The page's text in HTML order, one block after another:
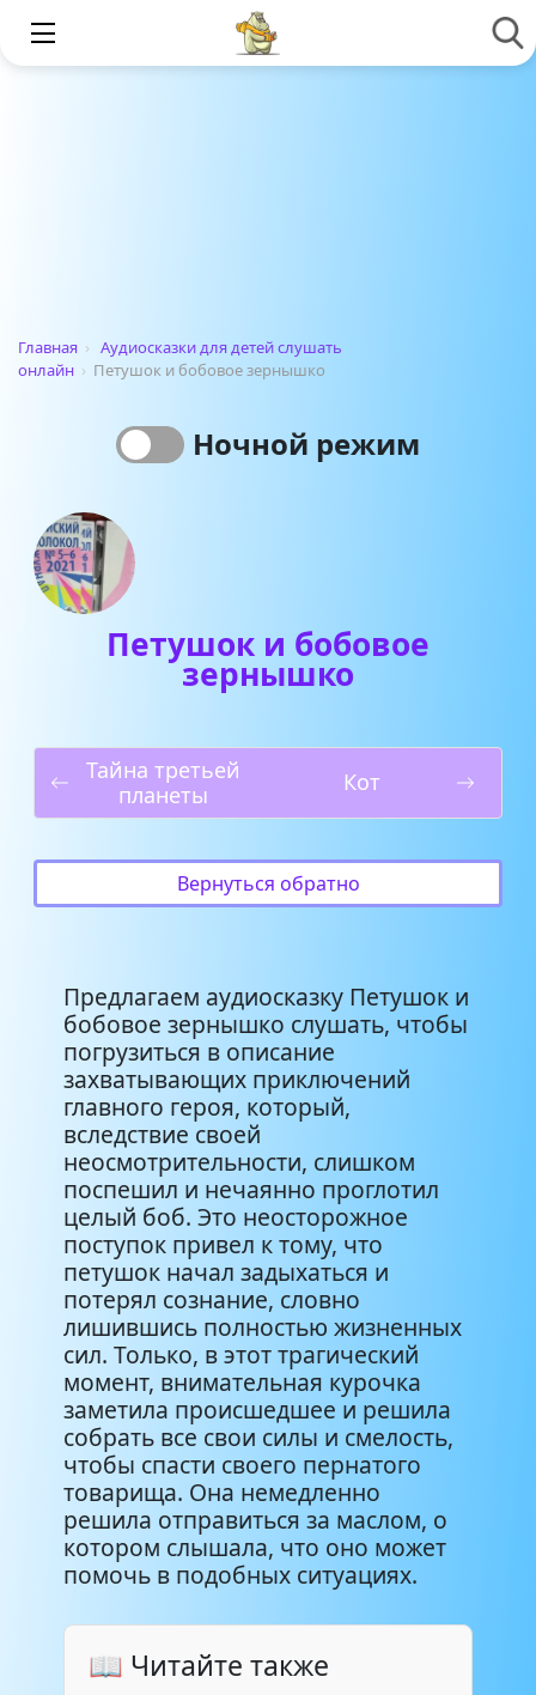
Главная › Аудиосказки для детей слушать
онлайн › Петушок и бобовое зернышко
Ночной режим
Петушок и бобовое
зернышко
Тайна третьей
планеты
Кот
Вернуться обратно
Предлагаем аудиосказку Петушок и
бобовое зернышко слушать, чтобы
погрузиться в описание
захватывающих приключений
главного героя, который,
вследствие своей
неосмотрительности, слишком
поспешил и нечаянно проглотил
целый боб. Это неосторожное
поступок привел к тому, что
петушок начал задыхаться и
потерял сознание, словно
лишившись полностью жизненных
сил. Только, в этот трагический
момент, внимательная курочка
заметила происшедшее и решила
собрать все свои силы и смелость,
чтобы спасти своего пернатого
товарища. Она немедленно
решила отправиться за маслом, о
котором слышала, что оно может
помочь в подобных ситуациях.
📖 Читайте также